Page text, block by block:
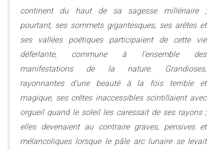
continent du haut de sa sagesse millénaire ;
pourtant, ses sommets gigantesques, ses arêtes et
ses vallées poétiques participaient de cette vie
déferlante, commune à l’ensemble des
manifestations de la nature. Grandioses,
rayonnantes d’une beauté à la fois terrible et
magique, ses crêtes inaccessibles scintillaient avec
orgueil quand le soleil les caressait de ses rayons ;
elles devenaient au contraire graves, pensives et
mélancoliques lorsque le pâle arc lunaire se levait